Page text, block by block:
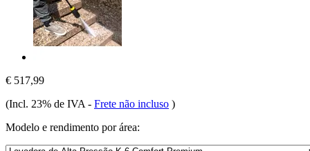
€ 517,99
(Incl. 23% de IVA - Frete não incluso )
Modelo e rendimento por área: